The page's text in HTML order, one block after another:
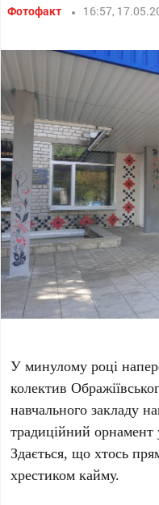
Фотофакт 16:57,
У минулому році
колектив
навчального закладу
традиційний орнамент
Здається, що хтось
хрестиком кайму.